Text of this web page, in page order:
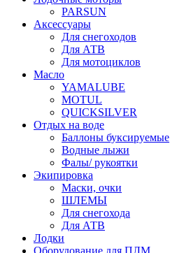
PARSUN
Аксессуары
Для снегоходов
Для АТВ
Для мотоциклов
Масло
YAMALUBE
MOTUL
QUICKSILVER
Отдых на воде
Баллоны буксируемые
Водные лыжи
Фалы/ рукоятки
Экипировка
Маски, очки
ШЛЕМЫ
Для снегохода
Для АТВ
Лодки